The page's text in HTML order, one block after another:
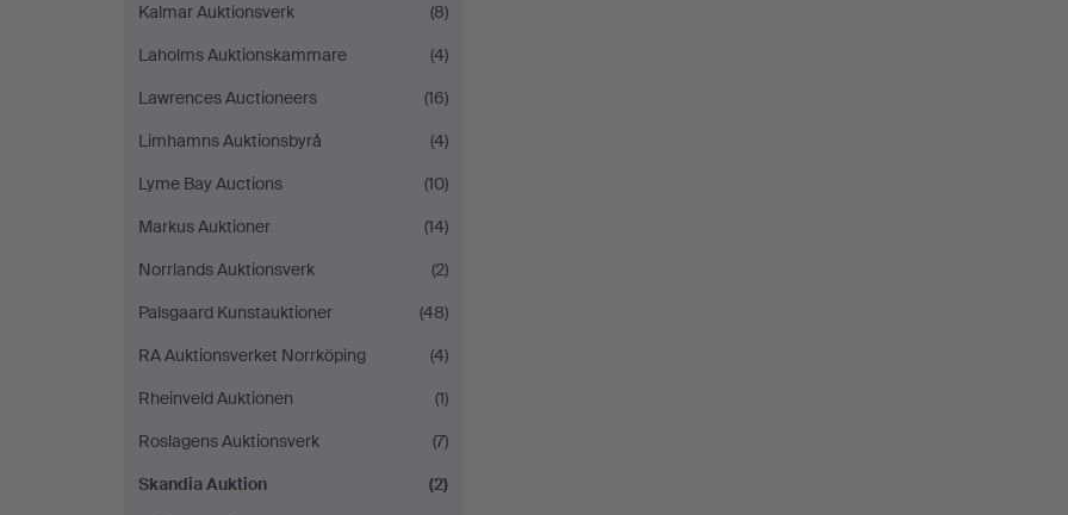
Kalmar Auktionsverk
(8)
Laholms Auktionskammare
(4)
Lawrences Auctioneers
(16)
Limhamns Auktionsbyrå
(4)
Lyme Bay Auctions
(10)
Markus Auktioner
(14)
Norrlands Auktionsverk
(2)
Palsgaard Kunstauktioner
(48)
RA Auktionsverket Norrköping
(4)
Rheinveld Auktionen
(1)
Roslagens Auktionsverk
(7)
Skandia Auktion
(2)